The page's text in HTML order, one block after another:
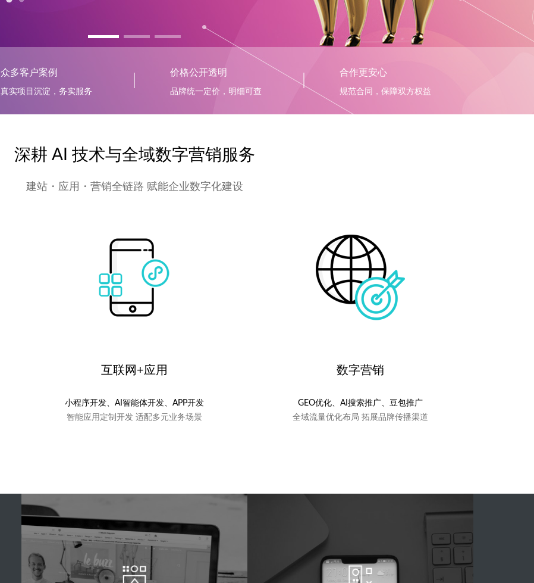
众多客户案例
真实项目沉淀，务实服务
价格公开透明
品牌统一定价，明细可查
合作更安心
规范合同，保障双方权益
深耕 AI 技术与全域数字营销服务
建站・应用・营销全链路 赋能企业数字化建设
互联网+应用
小程序开发、AI智能体开发、APP开发
智能应用定制开发 适配多元业务场景
数字营销
GEO优化、AI搜索推广、豆包推广
全域流量优化布局 拓展品牌传播渠道